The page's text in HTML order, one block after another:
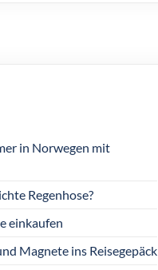
in Norwegen mit
Regenhose?
einkaufen
Magnete ins Reisegepäck